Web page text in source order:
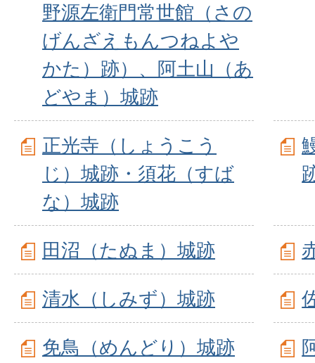
野源左衛門常世館（さの
げんざえもんつねよや
かた）跡）、阿土山（あ
どやま）城跡
正光寺（しょうこう
じ）城跡・須花（すば
な）城跡
田沼（たぬま）城跡
清水（しみず）城跡
免鳥（めんどり）城跡